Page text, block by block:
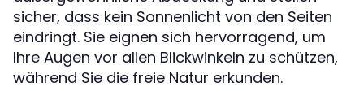
sicher, dass kein Sonnenlicht von den Seiten
eindringt. Sie eignen sich hervorragend, um
Ihre Augen vor allen Blickwinkeln zu schützen,
während Sie die freie Natur erkunden.